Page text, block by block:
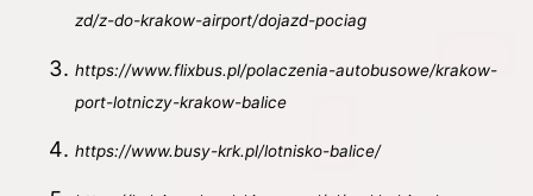
zd/z-do-krakow-airport/dojazd-pociag
https://www.flixbus.pl/polaczenia-autobusowe/krakow-
port-lotniczy-krakow-balice
https://www.busy-krk.pl/lotnisko-balice/